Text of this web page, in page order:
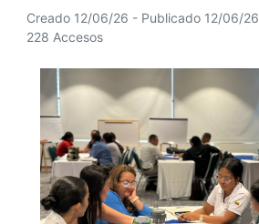
Creado 12/06/26 - Publicado 12/06/26
228 Accesos